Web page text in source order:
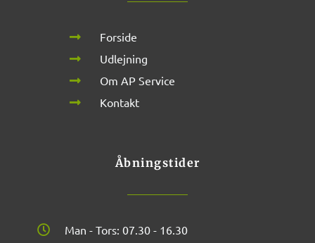
Forside
Udlejning
Om AP Service
Kontakt
Åbningstider
Man - Tors: 07.30 - 16.30